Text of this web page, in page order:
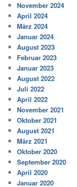
November 2024
April 2024
März 2024
Januar 2024
August 2023
Februar 2023
Januar 2023
August 2022
Juli 2022
April 2022
November 2021
Oktober 2021
August 2021
März 2021
Oktober 2020
September 2020
April 2020
Januar 2020